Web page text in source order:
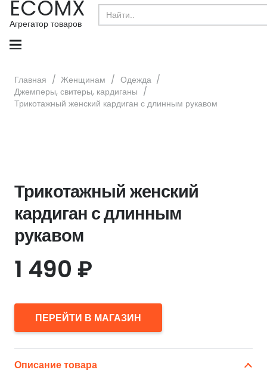
ECOMX
Агрегатор товаров
Search
for:
Главная / Женщинам / Одежда /
Джемперы, свитеры, кардиганы /
Трикотажный женский кардиган с длинным рукавом
Трикотажный женский
кардиган с длинным
рукавом
1 490 ₽
ПЕРЕЙТИ В МАГАЗИН
Описание товара